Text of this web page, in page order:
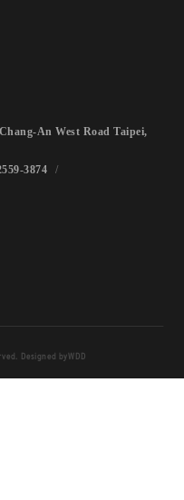
An West Road Taipei,
3874
Designed byWDD